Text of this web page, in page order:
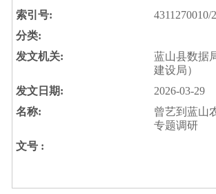
索引号:
4311270010/
分类:
发文机关:
蓝山县数据
建设局）
发文日期:
2026-03-29
名称:
曾艺到蓝山
专题调研
文号 :